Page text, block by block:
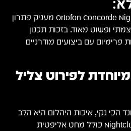
ראש הפטיפון Ortofon Concorde Nightclub MkII מעניק פתרון
ופשוט מאוד. בזכות תכנון
עם ביצועים מודרניים
לפירוט צליל
הכי נקי, איכות היהלום היא הלב
של העניין באולפן. Nightclub MkII כולל מחט אליפטית